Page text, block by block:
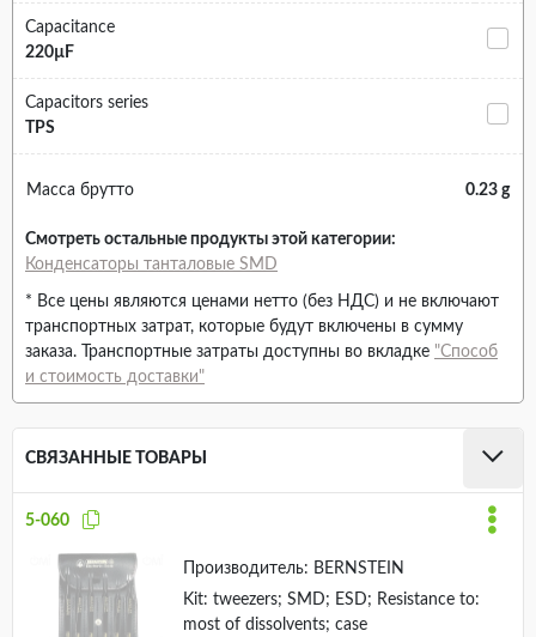
Capacitance
220µF
Capacitors series
TPS
Масса брутто 0.23 g
Смотреть остальные продукты этой категории:
Конденсаторы танталовые SMD
* Все цены являются ценами нетто (без НДС) и не включают
транспортных затрат, которые будут включены в сумму
заказа. Транспортные затраты доступны во вкладке "Способ
и стоимость доставки"
СВЯЗАННЫЕ ТОВАРЫ
5-060
Производитель: BERNSTEIN
Kit: tweezers; SMD; ESD; Resistance to:
most of dissolvents; case